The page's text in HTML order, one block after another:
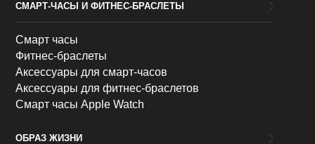
СМАРТ-ЧАСЫ И ФИТНЕС-БРАСЛЕТЫ
Смарт часы
Фитнес-браслеты
Аксессуары для смарт-часов
Аксессуары для фитнес-браслетов
Смарт часы Apple Watch
ОБРАЗ ЖИЗНИ